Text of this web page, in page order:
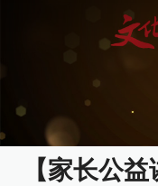
【家长公